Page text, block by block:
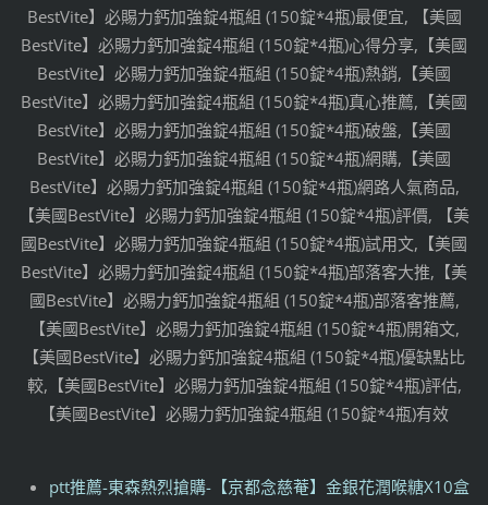
BestVite】必賜力鈣加強錠4瓶組 (150錠*4瓶)最便宜, 【美國
BestVite】必賜力鈣加強錠4瓶組 (150錠*4瓶)心得分享,【美國
BestVite】必賜力鈣加強錠4瓶組 (150錠*4瓶)熱銷,【美國
BestVite】必賜力鈣加強錠4瓶組 (150錠*4瓶)真心推薦,【美國
BestVite】必賜力鈣加強錠4瓶組 (150錠*4瓶)破盤,【美國
BestVite】必賜力鈣加強錠4瓶組 (150錠*4瓶)網購,【美國
BestVite】必賜力鈣加強錠4瓶組 (150錠*4瓶)網路人氣商品,
【美國BestVite】必賜力鈣加強錠4瓶組 (150錠*4瓶)評價, 【美
國BestVite】必賜力鈣加強錠4瓶組 (150錠*4瓶)試用文,【美國
BestVite】必賜力鈣加強錠4瓶組 (150錠*4瓶)部落客大推,【美
國BestVite】必賜力鈣加強錠4瓶組 (150錠*4瓶)部落客推薦,
【美國BestVite】必賜力鈣加強錠4瓶組 (150錠*4瓶)開箱文,
【美國BestVite】必賜力鈣加強錠4瓶組 (150錠*4瓶)優缺點比
較,【美國BestVite】必賜力鈣加強錠4瓶組 (150錠*4瓶)評估,
【美國BestVite】必賜力鈣加強錠4瓶組 (150錠*4瓶)有效
ptt推薦-東森熱烈搶購-【京都念慈菴】金銀花潤喉糖X10盒